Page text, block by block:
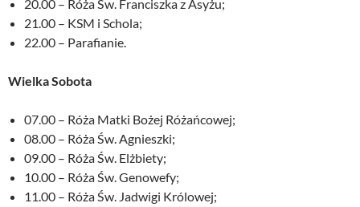
20.00 – Róża Św. Franciszka z Asyżu;
21.00 – KSM i Schola;
22.00 – Parafianie.
Wielka Sobota
07.00 – Róża Matki Bożej Różańcowej;
08.00 – Róża Św. Agnieszki;
09.00 – Róża Św. Elżbiety;
10.00 – Róża Św. Genowefy;
11.00 – Róża Św. Jadwigi Królowej;